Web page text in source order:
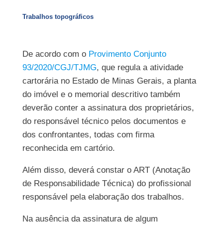
Trabalhos topográficos
De acordo com o Provimento Conjunto
93/2020/CGJ/TJMG, que regula a atividade
cartorária no Estado de Minas Gerais, a planta
do imóvel e o memorial descritivo também
deverão conter a assinatura dos proprietários,
do responsável técnico pelos documentos e
dos confrontantes, todas com firma
reconhecida em cartório.
Além disso, deverá constar o ART (Anotação
de Responsabilidade Técnica) do profissional
responsável pela elaboração dos trabalhos.
Na ausência da assinatura de algum